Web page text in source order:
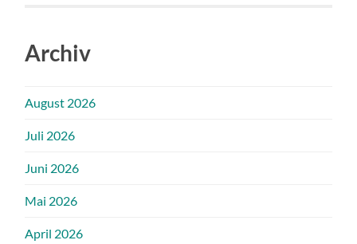
Archiv
August 2026
Juli 2026
Juni 2026
Mai 2026
April 2026